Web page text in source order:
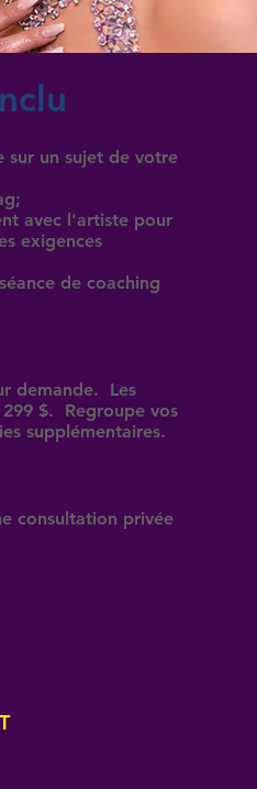
sur un sujet de votre
avec l'artiste pour
exigences
de coaching
demande. Les
299 $. Regroupe vos
supplémentaires.
consultation privée